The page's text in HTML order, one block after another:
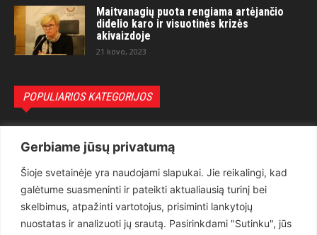
Gerbiame jūsų privatumą
Šioje svetainėje yra naudojami slapukai. Jie reikalingi, kad
galėtume suasmeninti ir pateikti aktualiausią turinį bei
skelbimus, atpažinti vartotojus, prisiminti lankytojų
nuostatas ir analizuoti jų srautą. Pasirinkdami "Sutinku", jūs
Maitvanagių puota rengiama artėjančio
didelio karo ir visuotinės krizės
akivaizdoje
21 kovo, 2023
POPULIARIOS KATEGORIJOS
Teisėsauga
1497
Aktualu
Lietuva
619